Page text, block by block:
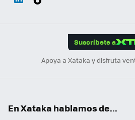
Suscríbete a
Apoya a Xataka y disfruta
En Xataka hablamos de...